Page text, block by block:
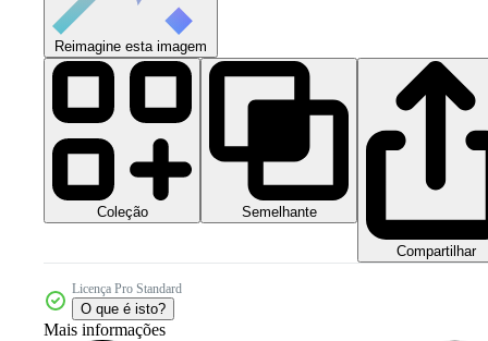
Reimagine esta imagem
Coleção Semelhante
Compartilhar
Licença Pro Standard
O que é isto?
Mais informações